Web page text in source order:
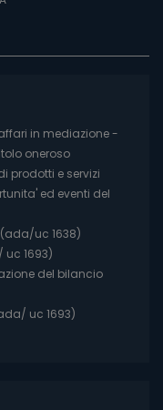
in mediazione -
oneroso
prodotti e servizi
ed eventi del
uc 1638)
1693)
del bilancio
uc 1693)